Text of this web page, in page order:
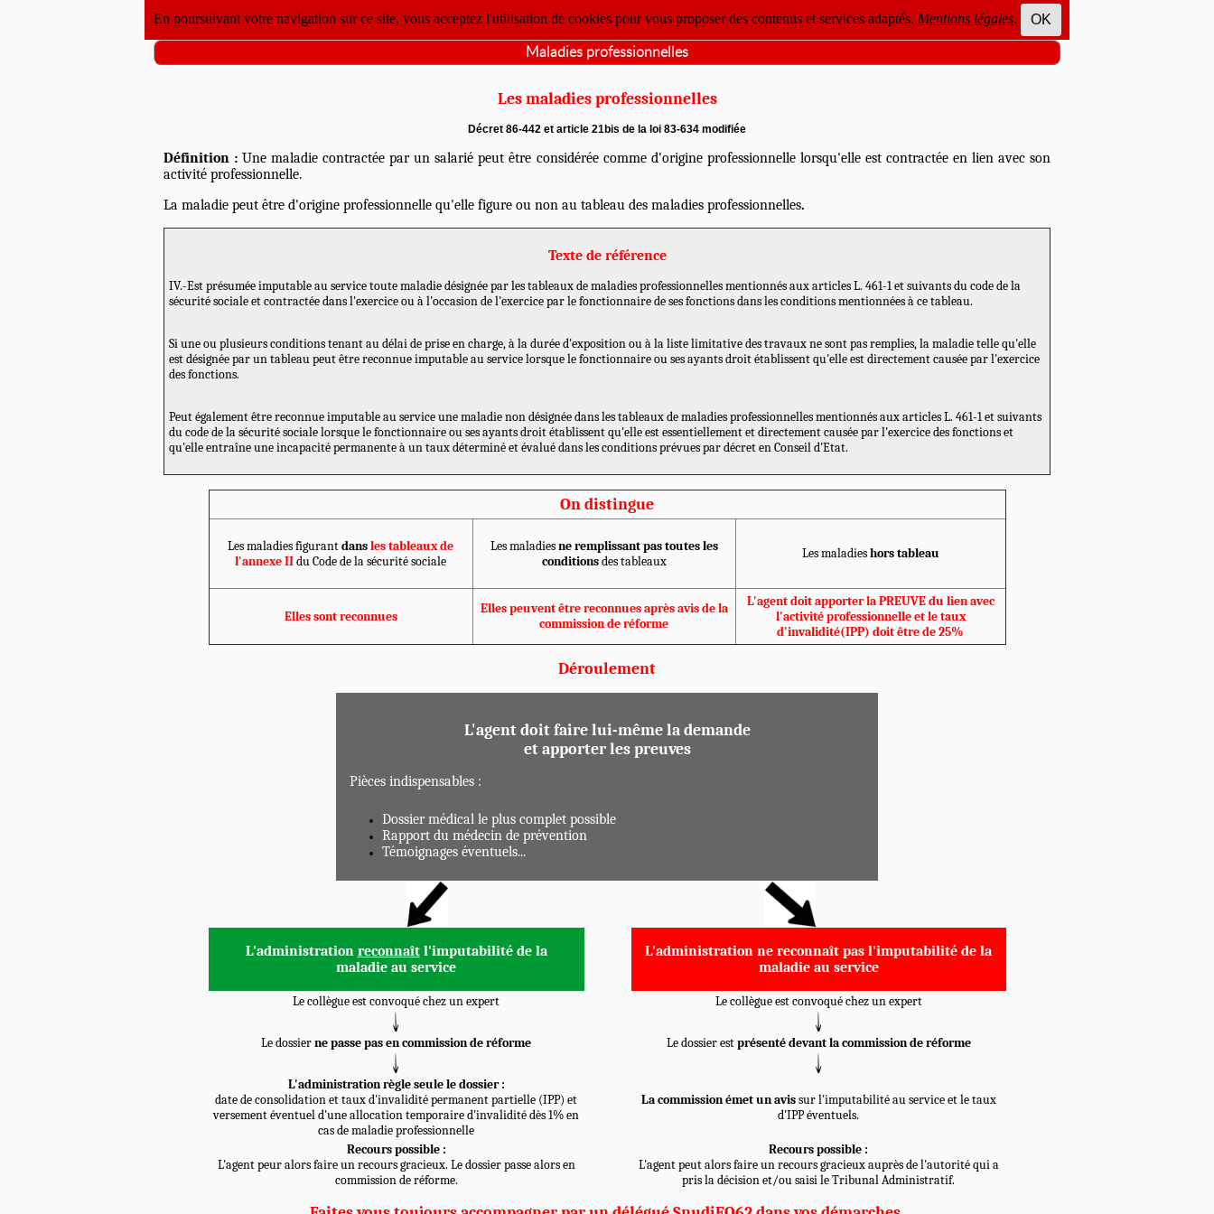
En poursuivant votre navigation sur ce site, vous acceptez l'utilisation de cookies pour vous proposer des contenus et services adaptés. Mentions légales. OK
Maladies professionnelles
Les maladies professionnelles
Décret 86-442 et article 21bis de la loi 83-634 modifiée
Définition :Une maladie contractée par un salarié peut être considérée comme d'origine professionnelle lorsqu'elle est contractée en lien avec son
activité professionnelle.
La maladie peut être d'origine professionnelle qu'elle figure ou non au tableau des maladies professionnelles.
Texte de référence
IV.-Est présumée imputable au service toute maladie désignée par les tableaux de maladies professionnelles mentionnés aux articles L. 461-1 et suivants du code de la
sécurité sociale et contractée dans l'exercice ou à l'occasion de l'exercice par le fonctionnaire de ses fonctions dans les conditions mentionnées à ce tableau.
Si une ou plusieurs conditions tenant au délai de prise en charge, à la durée d'exposition ou à la liste limitative des travaux ne sont pas remplies, la maladie telle qu'elle
est désignée par un tableau peut être reconnue imputable au service lorsque le fonctionnaire ou ses ayants droit établissent qu'elle est directement causée par l'exercice
des fonctions.
Peut également être reconnue imputable au service une maladie non désignée dans les tableaux de maladies professionnelles mentionnés aux articles L. 461-1 et suivants
du code de la sécurité sociale lorsque le fonctionnaire ou ses ayants droit établissent qu'elle est essentiellement et directement causée par l'exercice des fonctions et
qu'elle entraîne une incapacité permanente à un taux déterminé et évalué dans les conditions prévues par décret en Conseil d'Etat.
On distingue
Les maladies figurantdansles tableaux de
l'annexe IIdu Code de la sécurité sociale
Les maladiesne remplissant pas toutes les
conditionsdes tableaux
Les maladieshors tableau
Elles sont reconnues
Elles peuvent être reconnues après avis de la
commission de réforme
L'agent doit apporter la PREUVE du lien avec
l'activité professionnelle et le taux
d'invalidité(IPP) doit être de 25%
Déroulement
L'agent doit faire lui-même la demande
et apporter les preuves
Pièces indispensables :
Dossier médical le plus complet possible
Rapport du médecin de prévention
Témoignages éventuels...
L'administration reconnaîtl'imputabilité de la
maladie au service
L'administration ne reconnaît pas l'imputabilité de la
maladie au service
Le collègue est convoqué chez un expert Le collègue est convoqué chez un expert
Le dossierne passe pas en commission de réforme Le dossier estprésenté devant la commission de réforme
L'administration règle seule le dossier :
date de consolidation et taux d'invalidité permanent partielle (IPP) et
versement éventuel d'une allocation temporaire d'invalidité dès 1% en
cas de maladie professionnelle
La commission émet un avissur l'imputabilité au service et le taux
d'IPP éventuels.
Recours possible :
L'agent peur alors faire un recours gracieux. Le dossier passe alors en
commission de réforme.
Recours possible :
L'agent peut alors faire un recours gracieux auprès de l'autorité qui a
pris la décision et/ou saisi le Tribunal Administratif.